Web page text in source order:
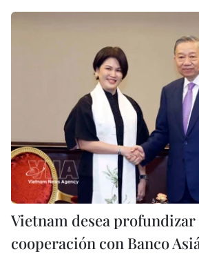
Vietnam desea profundizar
cooperación con Banco